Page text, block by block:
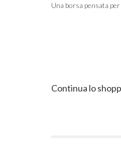
Una borsa pensata
Continua lo